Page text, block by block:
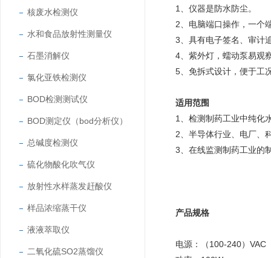
核废水检测仪
水和食品放射性测量仪
石墨消解仪
氯化亚铁检测仪
BOD检测测试仪
BOD测定仪（bod分析仪）
总碱度检测仪
硫化物酸化吹气仪
放射性水样蒸发赶酸仪
样品浓缩蒸干仪
液液萃取仪
二氧化硫SO2蒸馏仪
1、仪器是防水防尘。
2、电脑端口操作，一个
3、具有电子签名、审计
4、紫外灯，蠕动泵易观
5、免拆式设计，便于工
适用范围
1、检测制药工业中纯化
2、半导体行业、电厂、
3、在线监测制药工业的
产品规格
电源：（100-240）VAC